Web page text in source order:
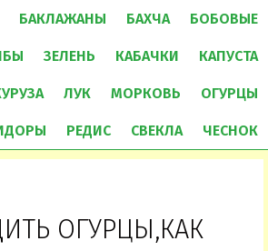
БАКЛАЖАНЫ БАХЧА БОБОВЫЕ
ЗЕЛЕНЬ КАБАЧКИ КАПУСТА
ЛУК МОРКОВЬ ОГУРЦЫ
РЕДИС СВЕКЛА ЧЕСНОК
ОГУРЦЫ,КАК